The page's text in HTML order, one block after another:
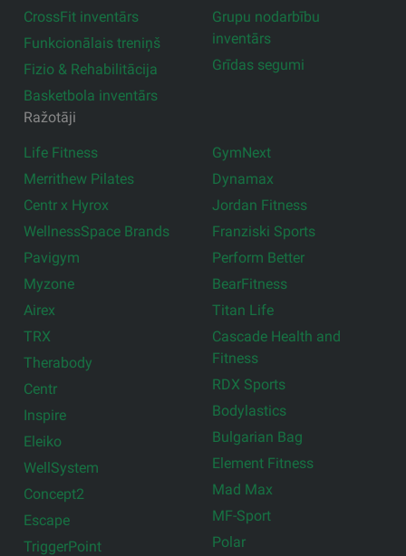
CrossFit inventārs
Funkcionālais treniņš
Fizio & Rehabilitācija
Basketbola inventārs
Grupu nodarbību
inventārs
Grīdas segumi
Ražotāji
Life Fitness
Merrithew Pilates
Centr x Hyrox
WellnessSpace Brands
Pavigym
Myzone
Airex
TRX
Therabody
Centr
Inspire
Eleiko
WellSystem
Concept2
Escape
TriggerPoint
GymNext
Dynamax
Jordan Fitness
Franziski Sports
Perform Better
BearFitness
Titan Life
Cascade Health and
Fitness
RDX Sports
Bodylastics
Bulgarian Bag
Element Fitness
Mad Max
MF-Sport
Polar